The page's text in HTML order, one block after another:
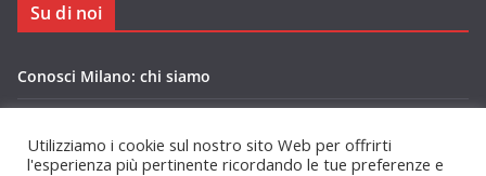
Su di noi
Conosci Milano: chi siamo
Utilizziamo i cookie sul nostro sito Web per offrirti
l'esperienza più pertinente ricordando le tue preferenze e